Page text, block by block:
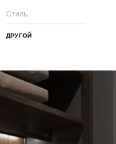
Стиль
ДРУГОЙ